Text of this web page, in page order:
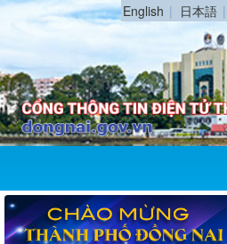
English 日本語